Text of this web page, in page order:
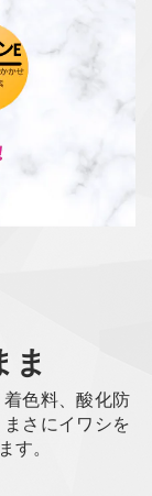
ま
色料、酸化防
さにイワシを
す。